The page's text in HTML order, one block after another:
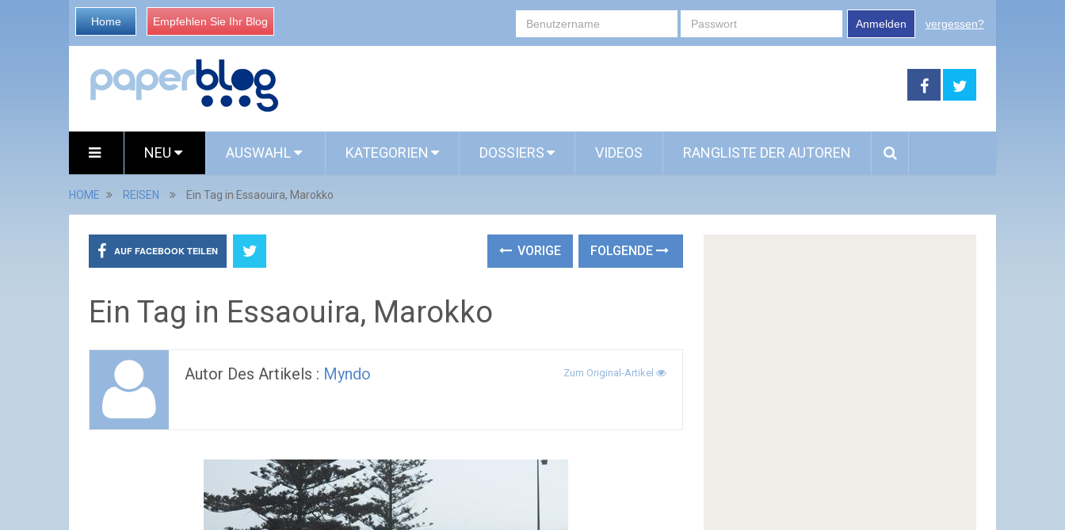
Home Empfehlen Sie Ihr Blog Anmelden vergessen?
NEU AUSWAHL KATEGORIEN DOSSIERS VIDEOS RANGLISTE DER AUTOREN
HOME REISEN Ein Tag in Essaouira, Marokko
AUF FACEBOOK TEILEN VORIGE FOLGENDE
Ein Tag in Essaouira, Marokko
Autor Des Artikels : Myndo Zum Original-Artikel